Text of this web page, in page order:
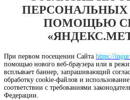
ПОМОЩЬЮ
При первом посещении Сайта https://
помощью нового веб-браузера или в
всплывает баннер, запрашивающий
обработку cookie-файлов и
соответствии с требованиями
Федерации.